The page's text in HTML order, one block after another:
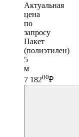
Актуальная
цена
по
запросу
Пакет
(полиэтилен)
5
м
7 18200₽